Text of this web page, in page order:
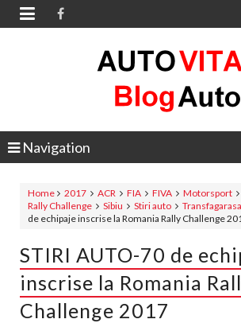

Navigation
Home 2017 ACR FIA FIVA Motorsport
Rally Challenge
Sibiu Stiri auto
de echipaje inscrise la Romania Rally Challenge
STIRI AUTO-70 de
inscrise la Romania
Challenge 2017